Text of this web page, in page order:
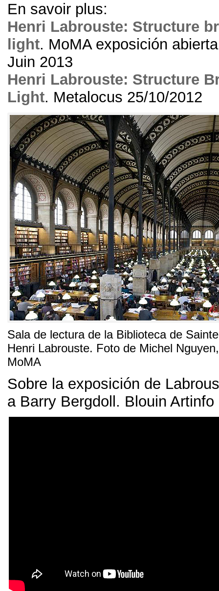
En savoir plus:
Henri Labrouste: Structure
light. MoMA exposición
Juin 2013
Henri Labrouste: Structure
Light. Metalocus 25/10/2012
Sala de lectura de la Biblioteca de
Henri Labrouste. Foto de Michel Nguyen
MoMA
Sobre la exposición de
a Barry Bergdoll . Blouin Artinfo